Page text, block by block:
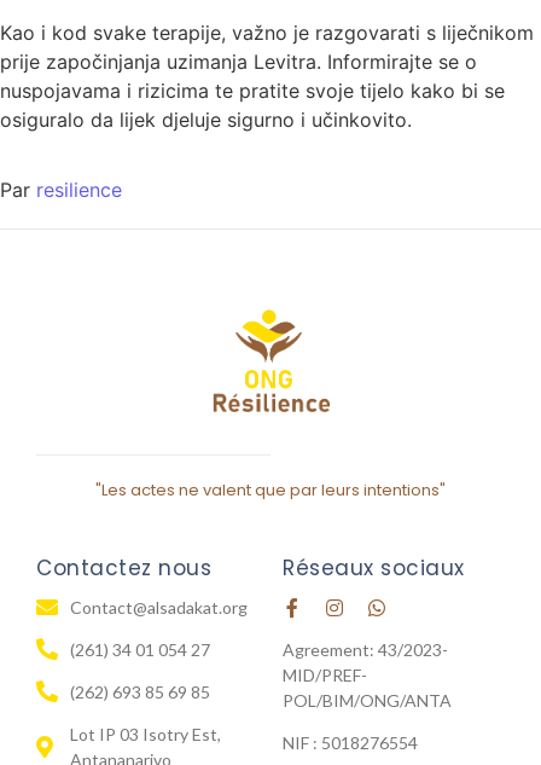
Kao i kod svake terapije, važno je razgovarati s liječnikom
prije započinjanja uzimanja Levitra. Informirajte se o
nuspojavama i rizicima te pratite svoje tijelo kako bi se
osiguralo da lijek djeluje sigurno i učinkovito.
Par resilience
"Les actes ne valent que par leurs intentions"
Contactez nous
Contact@alsadakat.org
(261) 34 01 054 27
(262) 693 85 69 85
Lot IP 03 Isotry Est,
Antananarivo
Réseaux sociaux
Agreement: 43/2023-
MID/PREF-
POL/BIM/ONG/ANTA
NIF : 5018276554